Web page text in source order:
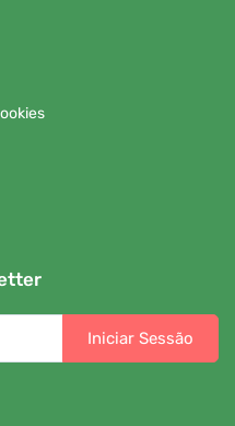
Iniciar Sessão